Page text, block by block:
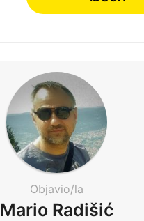
Objavio/la
Mario Radišić